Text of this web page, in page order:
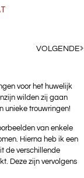
VOLGENDE
voor het huwelijk
wilden zij gaan
unieke trouwringen!
van enkele
Hierna heb ik een
de verschillende
Deze zijn vervolgens